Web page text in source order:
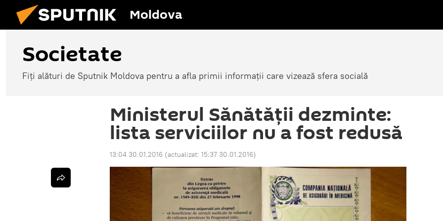
Moldova
Societate
Fiți alături de Sputnik Moldova pentru a afla primii informații care vizează sfera socială
Ministerul Sănătăţii dezminte:
lista serviciilor nu a fost redusă
13:04 30.01.2016 (actualizat: 15:37 30.01.2016)